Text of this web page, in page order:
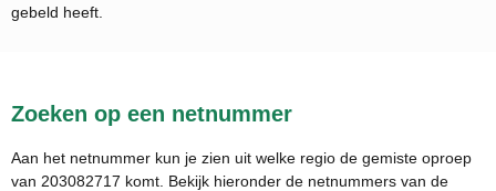
gebeld heeft.
Zoeken op een netnummer
Aan het netnummer kun je zien uit welke regio de gemiste oproep
van 203082717 komt. Bekijk hieronder de netnummers van de